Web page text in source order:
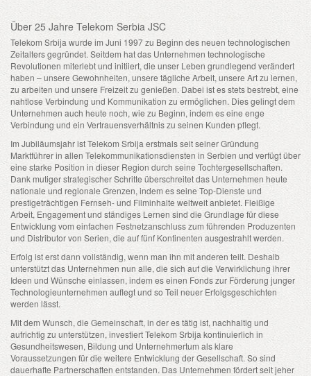
Über 25 Jahre Telekom Serbia JSC
Telekom Srbija wurde im Juni 1997 zu Beginn des neuen technologischen
Zeitalters gegründet. Seitdem hat das Unternehmen technologische
Revolutionen miterlebt und initiiert, die unser Leben grundlegend verändert
haben – unsere Gewohnheiten, unsere tägliche Arbeit, unsere Art zu lernen,
zu arbeiten und unsere Freizeit zu genießen. Dabei ist es stets bestrebt, eine
nahtlose Verbindung und Kommunikation zu ermöglichen. Dies gelingt dem
Unternehmen auch heute noch, wie zu Beginn, indem es eine enge
Verbindung und ein Vertrauensverhältnis zu seinen Kunden pflegt.
Im Jubiläumsjahr ist Telekom Srbija erstmals seit seiner Gründung
Marktführer in allen Telekommunikationsdiensten in Serbien und verfügt über
eine starke Position in dieser Region durch seine Tochtergesellschaften.
Dank mutiger strategischer Schritte überschreitet das Unternehmen heute
nationale und regionale Grenzen, indem es seine Top-Dienste und
prestigeträchtigen Fernseh- und Filminhalte weltweit anbietet. Fleißige
Arbeit, Engagement und ständiges Lernen sind die Grundlage für diese
Entwicklung vom einfachen Festnetzanschluss zum führenden Produzenten
und Distributor von Serien, die auf fünf Kontinenten ausgestrahlt werden.
Erfolg ist erst dann vollständig, wenn man ihn mit anderen teilt. Deshalb
unterstützt das Unternehmen nun alle, die sich auf die Verwirklichung ihrer
Ideen und Wünsche einlassen, indem es einen Fonds zur Förderung junger
Technologieunternehmen auflegt und so Teil neuer Erfolgsgeschichten
werden lässt.
Mit dem Wunsch, die Gemeinschaft, in der es tätig ist, nachhaltig und
aufrichtig zu unterstützen, investiert Telekom Srbija kontinuierlich in
Gesundheitswesen, Bildung und Unternehmertum als klare
Voraussetzungen für die weitere Entwicklung der Gesellschaft. So sind
dauerhafte Partnerschaften entstanden. Das Unternehmen fördert seit jeher